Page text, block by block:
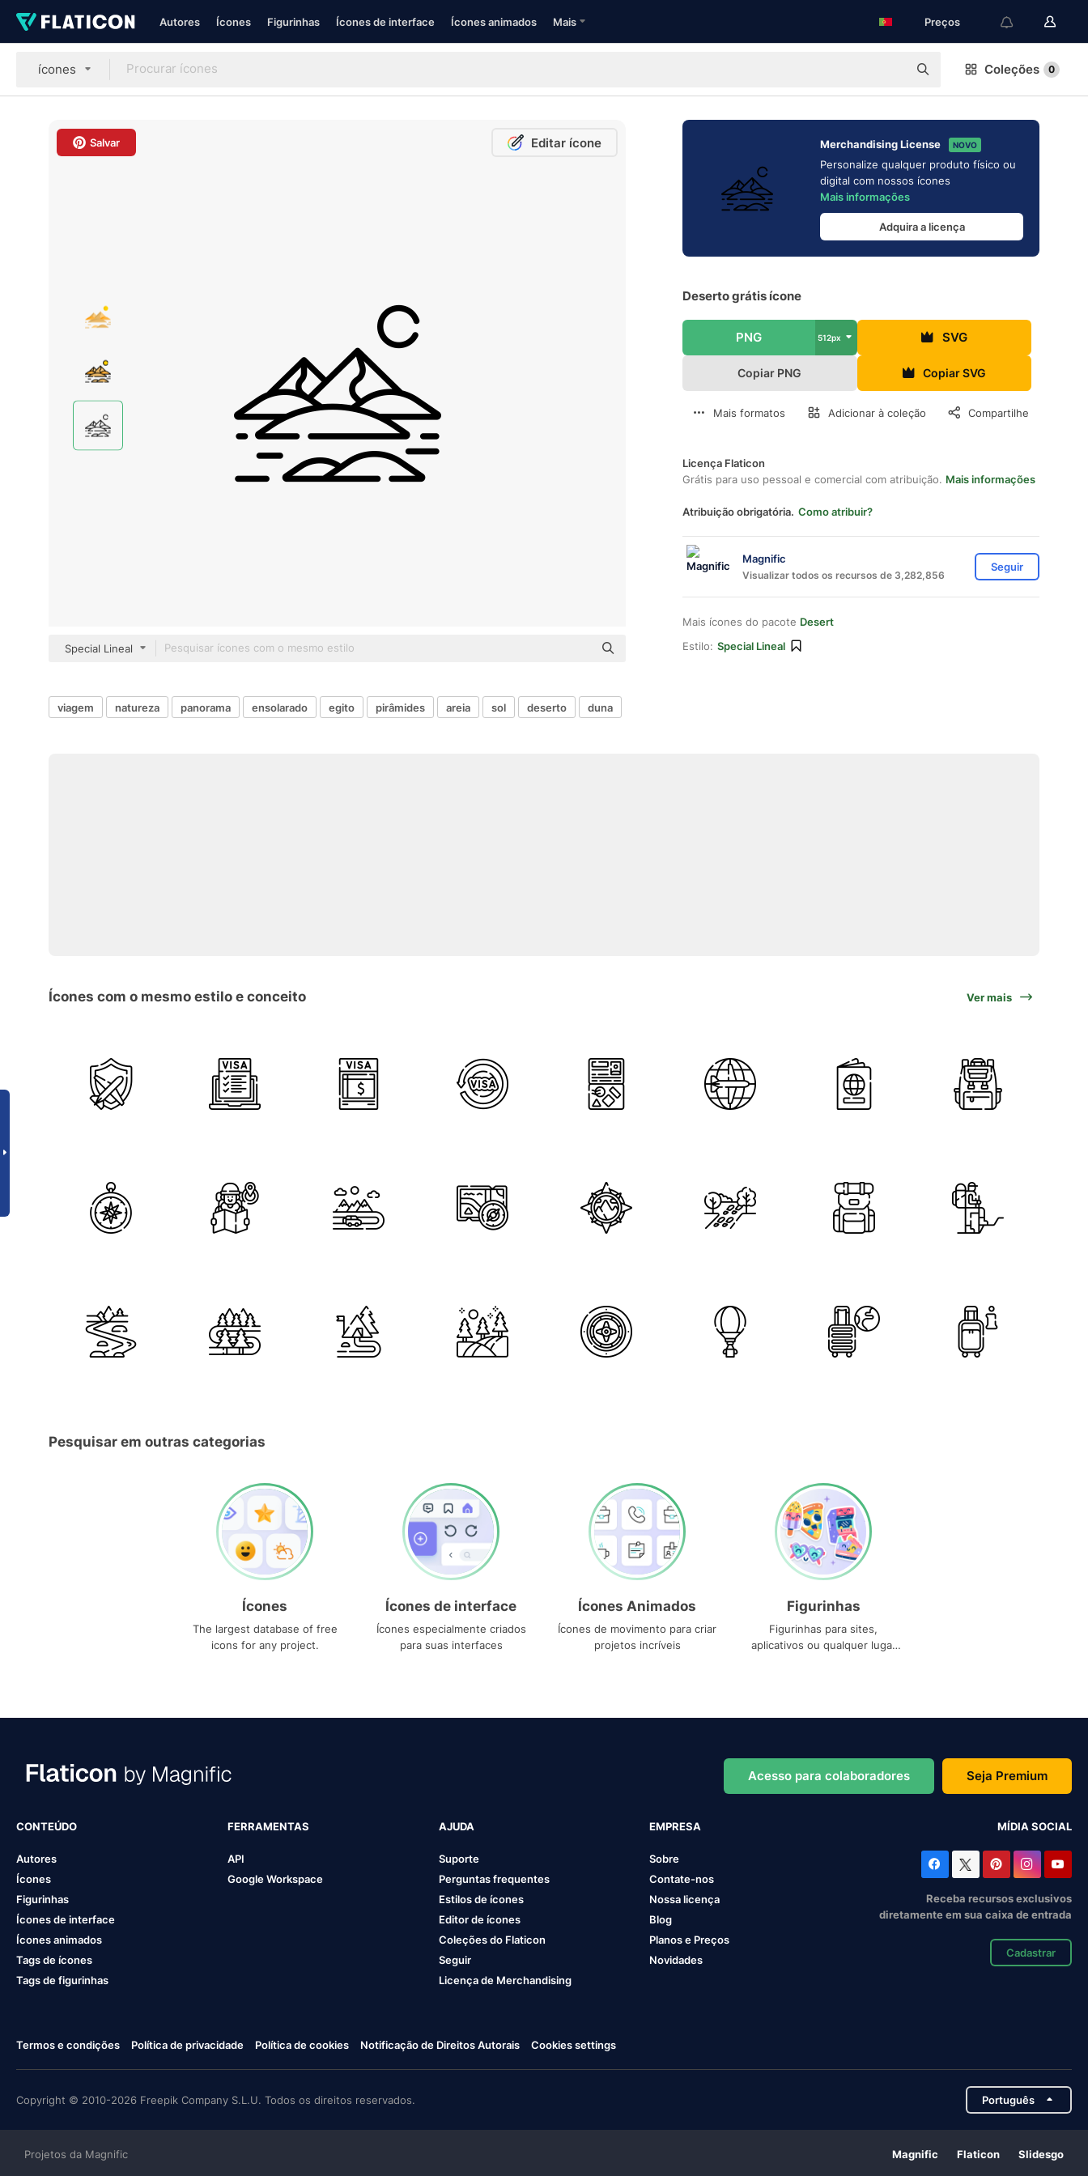
Autores Ícones Figurinhas Ícones de interface Ícones animados Mais Preços
ícones Coleções 0
Salvar Editar ícone
Special Lineal
Merchandising License NOVO
Personalize qualquer produto físico ou
digital com nossos ícones
Mais informações
Adquira a licença
Deserto grátis ícone
PNG 512px SVG
Copiar PNG Copiar SVG
Mais formatos Adicionar à coleção Compartilhe
Licença Flaticon
Grátis para uso pessoal e comercial com atribuição. Mais informações
Atribuição obrigatória. Como atribuir?
Magnific
Visualizar todos os recursos de 3,282,856
Seguir
Mais ícones do pacote Desert
Estilo: Special Lineal
viagem natureza panorama ensolarado egito pirâmides areia sol deserto duna
Ícones com o mesmo estilo e conceito Ver mais
Pesquisar em outras categorias
Ícones
The largest database of free
icons for any project.
Ícones de interface
Ícones especialmente criados
para suas interfaces
Ícones Animados
Ícones de movimento para criar
projetos incríveis
Figurinhas
Figurinhas para sites,
aplicativos ou qualquer lugar
Acesso para colaboradores Seja Premium
CONTEÚDO
Autores
Ícones
Figurinhas
Ícones de interface
Ícones animados
Tags de ícones
Tags de figurinhas
FERRAMENTAS
API
Google Workspace
AJUDA
Suporte
Perguntas frequentes
Estilos de ícones
Editor de ícones
Coleções do Flaticon
Seguir
Licença de Merchandising
EMPRESA
Sobre
Contate-nos
Nossa licença
Blog
Planos e Preços
Novidades
MÍDIA SOCIAL
Receba recursos exclusivos
diretamente em sua caixa de entrada
Cadastrar
Termos e condições Política de privacidade Política de cookies Notificação de Direitos Autorais Cookies settings
Copyright © 2010-2026 Freepik Company S.L.U. Todos os direitos reservados. Português
Projetos da Magnific Magnific Flaticon Slidesgo